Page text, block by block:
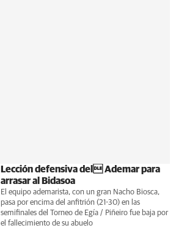
Lección defensiva del Ademar para
arrasar al Bidasoa
El equipo ademarista, con un gran Nacho Biosca,
pasa por encima del anfitrión (21-30) en las
semifinales del Torneo de Egía / Piñeiro fue baja por
el fallecimiento de su abuelo